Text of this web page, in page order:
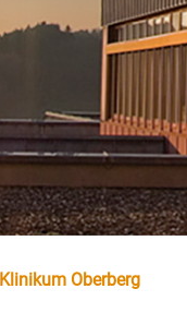
Klinikum Oberberg